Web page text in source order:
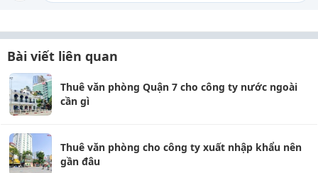
Bài viết liên quan
Thuê văn phòng Quận 7 cho công ty nước ngoài
cần gì
Thuê văn phòng cho công ty xuất nhập khẩu nên
gần đâu